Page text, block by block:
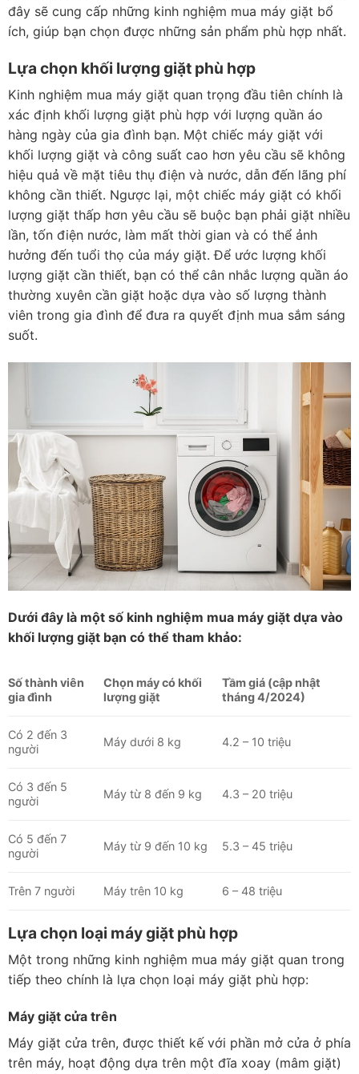
đây sẽ cung cấp những kinh nghiệm mua máy giặt bổ
ích, giúp bạn chọn được những sản phẩm phù hợp nhất.
Lựa chọn khối lượng giặt phù hợp
Kinh nghiệm mua máy giặt quan trọng đầu tiên chính là
xác định khối lượng giặt phù hợp với lượng quần áo
hàng ngày của gia đình bạn. Một chiếc máy giặt với
khối lượng giặt và công suất cao hơn yêu cầu sẽ không
hiệu quả về mặt tiêu thụ điện và nước, dẫn đến lãng phí
không cần thiết. Ngược lại, một chiếc máy giặt có khối
lượng giặt thấp hơn yêu cầu sẽ buộc bạn phải giặt nhiều
lần, tốn điện nước, làm mất thời gian và có thể ảnh
hưởng đến tuổi thọ của máy giặt. Để ước lượng khối
lượng giặt cần thiết, bạn có thể cân nhắc lượng quần áo
thường xuyên cần giặt hoặc dựa vào số lượng thành
viên trong gia đình để đưa ra quyết định mua sắm sáng
suốt.
Dưới đây là một số kinh nghiệm mua máy giặt dựa vào
khối lượng giặt bạn có thể tham khảo:
Số thành viên
gia đình
Chọn máy có khối
lượng giặt
Tầm giá (cập nhật
tháng 4/2024)
Có 2 đến 3
người
Máy dưới 8 kg 4.2 – 10 triệu
Có 3 đến 5
người
Máy từ 8 đến 9 kg 4.3 – 20 triệu
Có 5 đến 7
người
Máy từ 9 đến 10 kg 5.3 – 45 triệu
Trên 7 người Máy trên 10 kg 6 – 48 triệu
Lựa chọn loại máy giặt phù hợp
Một trong những kinh nghiệm mua máy giặt quan trong
tiếp theo chính là lựa chọn loại máy giặt phù hợp:
Máy giặt cửa trên
Máy giặt cửa trên, được thiết kế với phần mở cửa ở phía
trên máy, hoạt động dựa trên một đĩa xoay (mâm giặt)